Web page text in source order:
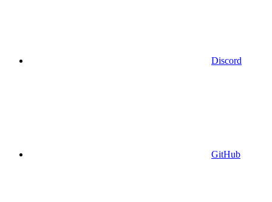
Discord
GitHub